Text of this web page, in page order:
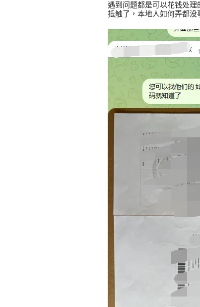
遇到问题都是可以花钱处
抵触了，本地人如何弄都没